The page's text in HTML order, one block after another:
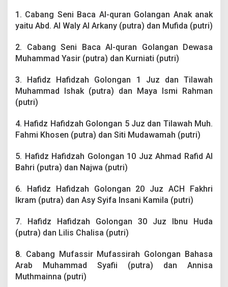
1. Cabang Seni Baca Al-quran Golangan Anak anak
yaitu Abd. Al Waly Al Arkany (putra) dan Mufida (putri)
2. Cabang Seni Baca Al-quran Golangan Dewasa
Muhammad Yasir (putra) dan Kurniati (putri)
3. Hafidz Hafidzah Golongan 1 Juz dan Tilawah
Muhammad Ishak (putra) dan Maya Ismi Rahman
(putri)
4. Hafidz Hafidzah Golongan 5 Juz dan Tilawah Muh.
Fahmi Khosen (putra) dan Siti Mudawamah (putri)
5. Hafidz Hafidzah Golongan 10 Juz Ahmad Rafid Al
Bahri (putra) dan Najwa (putri)
6. Hafidz Hafidzah Golongan 20 Juz ACH Fakhri
Ikram (putra) dan Asy Syifa Insani Kamila (putri)
7. Hafidz Hafidzah Golongan 30 Juz Ibnu Huda
(putra) dan Lilis Chalisa (putri)
8. Cabang Mufassir Mufassirah Golongan Bahasa
Arab Muhammad Syafii (putra) dan Annisa
Muthmainna (putri)